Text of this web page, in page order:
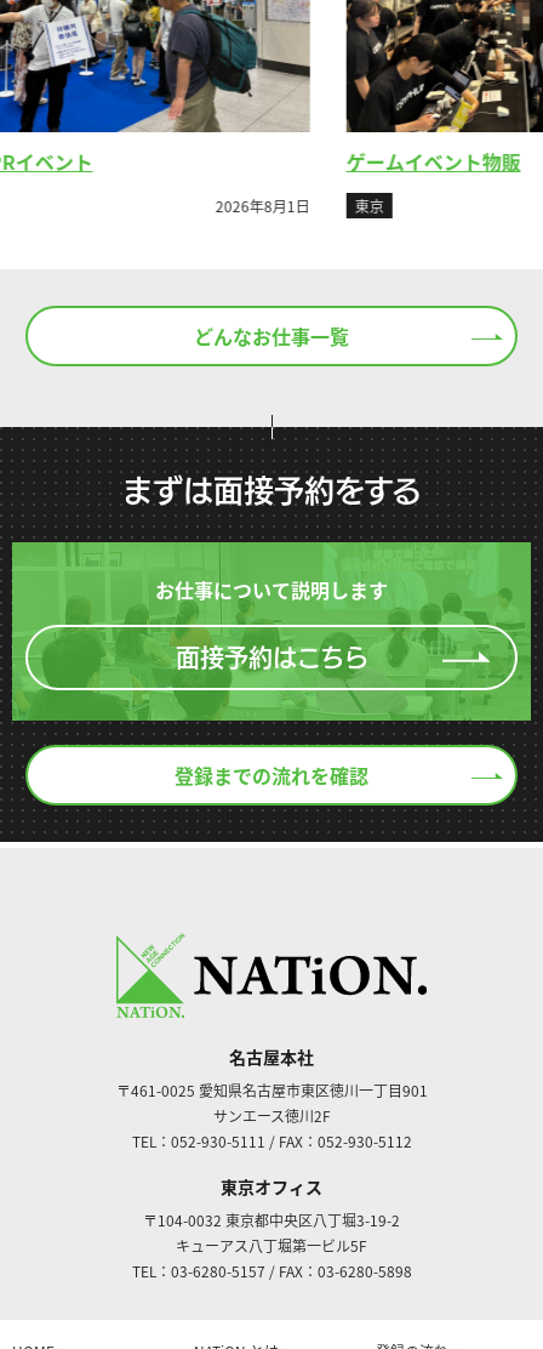
ゲームイベント物販
2026年7月26日
ビ
どんなお仕事一覧
まずは面接予約をする
お仕事について説明します
面接予約はこちら
登録までの流れを確認
名古屋本社
〒461-0025 愛知県名古屋市東区徳川一丁目901
サンエース徳川2F
TEL：052-930-5111 / FAX：052-930-5112
東京オフィス
〒104-0032 東京都中央区八丁堀3-19-2
キューアス八丁堀第一ビル5F
TEL：03-6280-5157 / FAX：03-6280-5898